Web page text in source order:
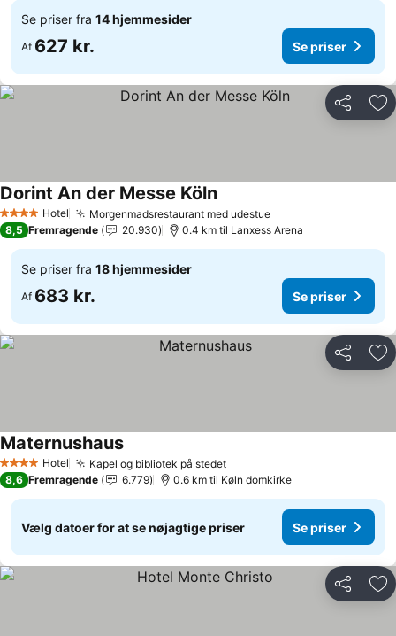
Se priser fra 14 hjemmesider
Af 627 kr. Se priser
Del
4 StjernerHotel Morgenmadsrestaurant med udestue
Dorint An der Messe Köln
8,5 Fremragende 20.930 0.4 km til Lanxess Arena
Se priser fra 18 hjemmesider
Af 683 kr. Se priser
Del
4 StjernerHotel Kapel og bibliotek på stedet
Maternushaus
8,6 Fremragende 6.779 0.6 km til Køln domkirke
Vælg datoer for at se nøjagtige priser Se priser
Del